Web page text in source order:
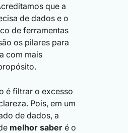
que a
de dados e o
de ferramentas
os pilares para
com mais
é filtrar o excesso
Pois, em um
de dados, a
melhor saber é o